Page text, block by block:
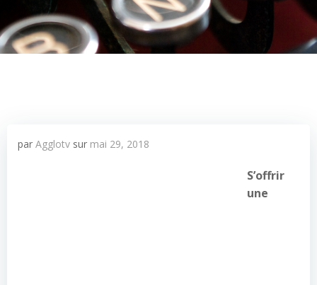
par Agglotv sur mai 29, 2018
S’offrir
une